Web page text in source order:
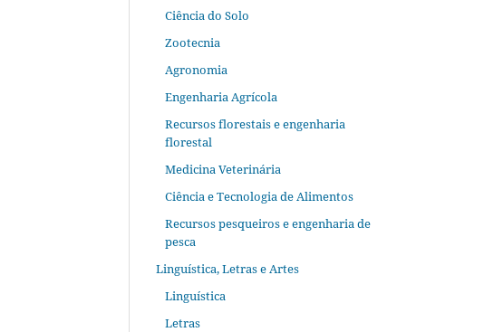
Ciência do Solo
Zootecnia
Agronomia
Engenharia Agrícola
Recursos florestais e engenharia
florestal
Medicina Veterinária
Ciência e Tecnologia de Alimentos
Recursos pesqueiros e engenharia de
pesca
Linguística, Letras e Artes
Linguística
Letras